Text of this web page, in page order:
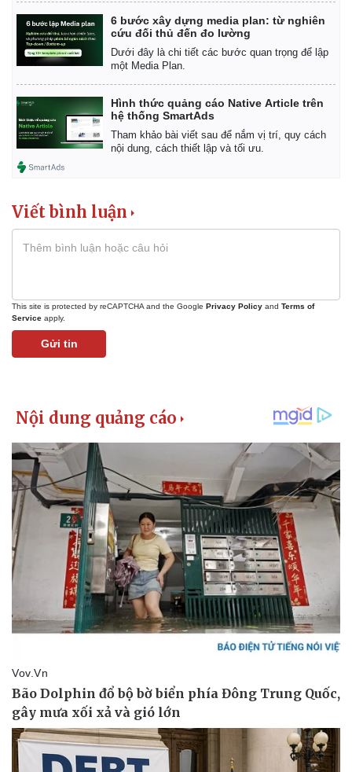
Pháp luật
Vụ án
Tin nóng
Tư vấn luật
Quân sự - Quốc phòng
Vũ khí
Việt Nam
Phân tích
6 bước xây dựng media plan: từ nghiên
cứu đối thủ đến đo lường
Dưới đây là chi tiết các bước quan trọng để lập
một Media Plan.
Hình thức quảng cáo Native Article trên
hệ thống SmartAds
Tham khảo bài viết sau để nắm vị trí, quy cách
nội dung, cách thiết lập và tối ưu.
Viết bình luận
This site is protected by reCAPTCHA and the Google Privacy Policy and Terms of
Service apply.
Gửi tin